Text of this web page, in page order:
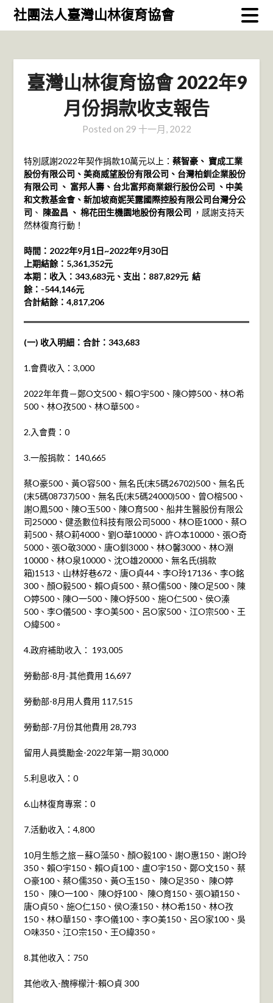
Skip社團法人臺灣山林復育協會
臺灣山林復育協會 2022年9
月份捐款收支報告
Posted on 29 十一月, 2022
特別感謝2022年契作捐款10萬元以上： 蔡智豪、 寶成工業
股份有限公司、美商威望股份有限公司、台灣柏釧企業股份
有限公司 、 富邦人壽、台北富邦商業銀行股份公司 、中美
和文教基金會、新加坡商妮芙露國際控股有限公司台灣分公
司 、 陳盈昌 、 棉花田生機園地股份有限公司 ，感謝支持天
然林復育行動！
時間：2022年9月1日~2022年9月30日
上期結餘：5,361,352元
本期：收入：343,683元、支出：887,829元 結
餘：-544,146元
合計結餘：4,817,206
(一) 收入明細：合計：343,683
1.會費收入：3,000
2022年年費－鄭O文500、賴O宇500、陳O婷500、林O希
500、林O孜500、林O華500。
2.入會費：0
3.一般捐款： 140,665
蔡O豪500、黃O容500、無名氏(末5碼26702)500、無名氏
(末5碼08737)500、無名氏(末5碼24000)500、曾O榕500、
謝O鳳500、陳O玉500、陳O育500、船井生醫股份有限公
司25000、健丞數位科技有限公司5000、林O臣1000、蔡O
莉500、蔡O莉4000、劉O華10000、許O本10000、張O奇
5000、張O敬3000、唐O釧3000、林O馨3000、林O淵
10000、林O泉10000、沈O雄20000、無名氏(捐款
箱)1513、山林好巷672、唐O貞44、李O玲17136、李O銘
300、顏O毅500、賴O貞500、蔡O儒500、陳O足500、陳
O婷500、陳O一500、陳O妤500、施O仁500、侯O溱
500、李O儀500、李O美500、呂O家500、江O宗500、王
O緯500。
4.政府補助收入： 193,005
勞動部-8月-其他費用 16,697
勞動部-8月用人費用 117,515
勞動部-7月份其他費用 28,793
留用人員獎勵金-2022年第一期 30,000
5.利息收入：0
6.山林復育專案：0
7.活動收入：4,800
10月生態之旅－蘇O藻50、顏O毅100、謝O惠150、謝O玲
350、賴O宇150、賴O貞100、盧O宇150、鄭O文150、蔡
O豪100、蔡O儒350、黃O玉150、 陳O足350、 陳O婷
150、 陳O一100、 陳O妤100、 陳O育150、張O穎150、
唐O貞50、施O仁150、侯O溱150、林O希150、林O孜
150、林O華150、李O儀100、李O美150、呂O家100、吳
O味350、江O宗150、王O緯350。
8.其他收入：750
其他收入-醜檸檬汁-賴O貞 300